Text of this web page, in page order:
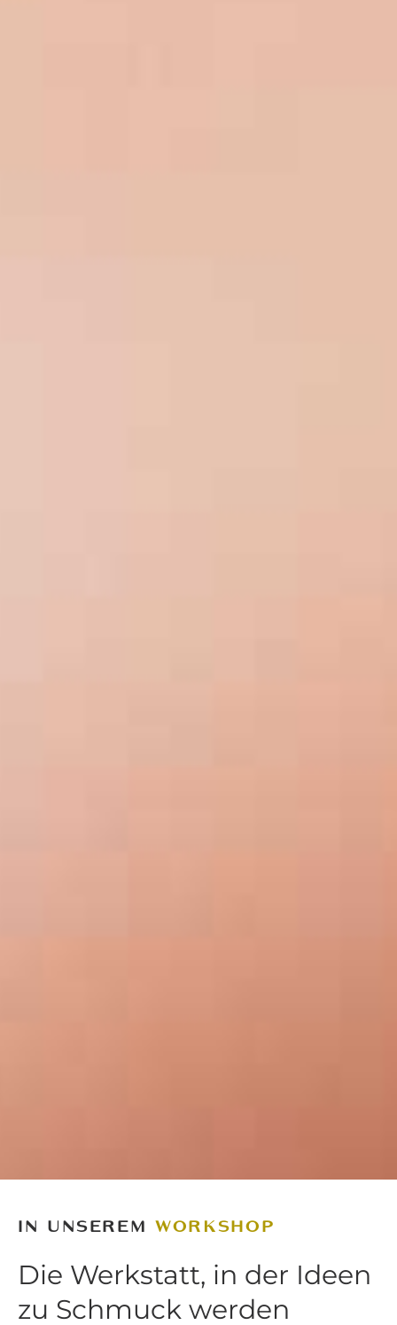
IN UNSEREM WORKSHOP
Die Werkstatt, in der Ideen
zu Schmuck werden